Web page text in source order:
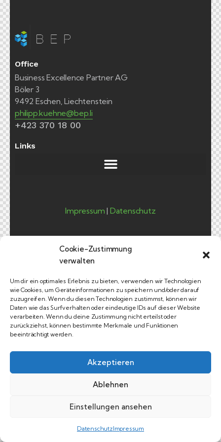
Cookie-Zustimmung
verwalten
Um dir ein optimales Erlebnis zu bieten, verwenden wir Technologien
wie Cookies, um Geräteinformationen zu speichern und/oder darauf
zuzugreifen. Wenn du diesen Technologien zustimmst, können wir
Daten wie das Surfverhalten oder eindeutige IDs auf dieser Website
verarbeiten. Wenn du deine Zustimmung nicht erteilst oder
zurückziehst, können bestimmte Merkmale und Funktionen
beeinträchtigt werden.
Akzeptieren
Ablehnen
Einstellungen ansehen
DatenschutzImpressum
Office
Business Excellence Partner AG
Böler 3
9492 Eschen, Liechtenstein
philipp.kuehne@bep.li
+423 370 18 00
Links
Impressum | Datenschutz